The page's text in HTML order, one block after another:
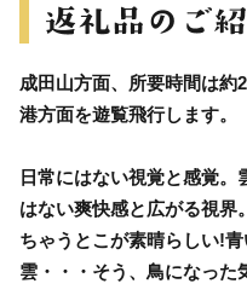
成田山方面、所要時間は約
港方面を遊覧飛行します。
日常にはない視覚と感覚
はない爽快感と広がる視界
ちゃうとこが素晴らしい!
雲・・・そう、鳥になった